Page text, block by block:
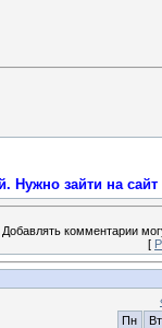
Нужно зайти на
Добавлять комментарии
[
Пн
Вт